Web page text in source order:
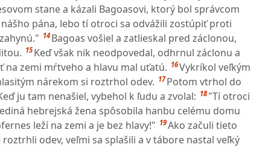
stane a kázali Bagoasovi, ktorý bol správcom
pána, lebo tí otroci sa odvážili zostúpiť proti
14 Bagoas vošiel a zatlieskal pred záclonou,
15 Keď však nik neodpovedal, odhrnul záclonu a
na zemi mŕtveho a hlavu mal uťatú. 16Vykríkol veľkým
nárekom si roztrhol odev. 17 Potom vtrhol do
ju tam nenašiel, vybehol k ľudu a zvolal: 18 "Tí otroci
hebrejská žena spôsobila hanbu celému domu
leží na zemi a je bez hlavy!" 19Ako začuli tieto
odev, veľmi sa splašili a v tábore nastal veľký